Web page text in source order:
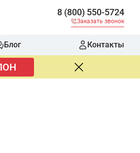
8 (800) 550-5724
Заказать звонок
Блог Контакты